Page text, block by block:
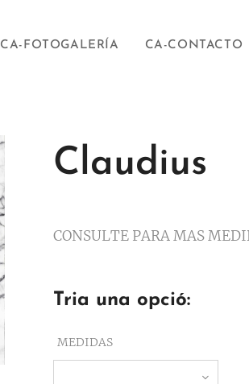
CA-FOTOGALERÍA CA-CONTACTO
Claudius
CONSULTE PARA MAS
Tria una opció:
MEDIDAS